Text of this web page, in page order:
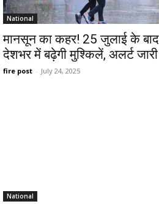
National
मानसून का कहर! 25 जुलाई के बाद
देशभर में बढ़ेगी मुश्किलें, अलर्ट जारी
fire post - July 24, 2025
National